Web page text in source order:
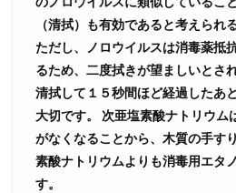
（清拭）も有効であると考えられ
ただし、ノロウイルスは消毒薬抵
るため、二度拭きが望ましいとさ
清拭して１５秒間ほど経過したあ
大切です。
次亜塩素酸ナトリウム
がなくなることから、木質の手す
素酸ナトリウムよりも消毒用エタ
す。